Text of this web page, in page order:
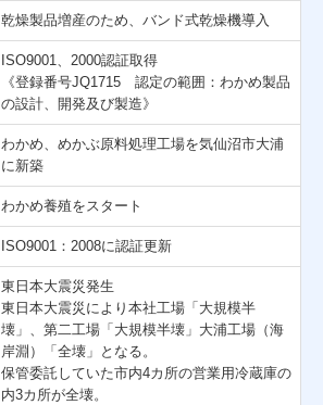
乾燥製品増産のため、バンド式乾燥機導入
ISO9001、2000認証取得
《登録番号JQ1715 認定の範囲：わかめ製品
の設計、開発及び製造》
わかめ、めかぶ原料処理工場を気仙沼市大浦
に新築
わかめ養殖をスタート
ISO9001：2008に認証更新
東日本大震災発生
東日本大震災により本社工場「大規模半
壊」、第二工場「大規模半壊」大浦工場（海
岸淵）「全壊」となる。
保管委託していた市内4カ所の営業用冷蔵庫の
内3カ所が全壊。